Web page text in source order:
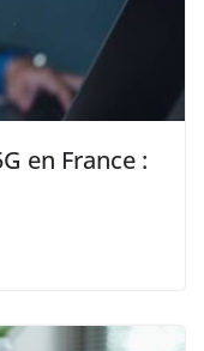
en France :